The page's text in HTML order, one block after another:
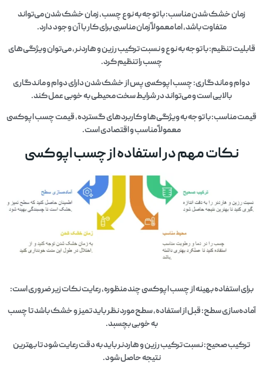
زمان خشک شدن مناسب: با توجه به نوع چسب، زمان خشک شدن می‌تواند
متفاوت باشد، اما معمولاً زمان مناسبی برای کار با آن وجود دارد.
قابلیت تنظیم: با توجه به نوع و نسبت ترکیب رزین و هاردنر، می‌توان ویژگی‌های
چسب را تنظیم کرد.
دوام و ماندگاری: چسب اپوکسی پس از خشک شدن دارای دوام و ماندگاری
بالایی است و می‌تواند در شرایط سخت محیطی به خوبی عمل کند.
قیمت مناسب: با توجه به ویژگی‌ها و کاربردهای گسترده، قیمت چسب اپوکسی
معمولاً مناسب و اقتصادی است.
نکات مهم در استفاده از چسب اپوکسی
برای استفاده بهینه از چسب اپوکسی چند منظوره، رعایت نکات زیر ضروری است:
آماده‌سازی سطح: قبل از استفاده، سطح مورد نظر باید تمیز و خشک باشد تا چسب
به خوبی بچسبد.
ترکیب صحیح: نسبت ترکیب رزین و هاردنر باید به دقت رعایت شود تا بهترین
نتیجه حاصل شود.